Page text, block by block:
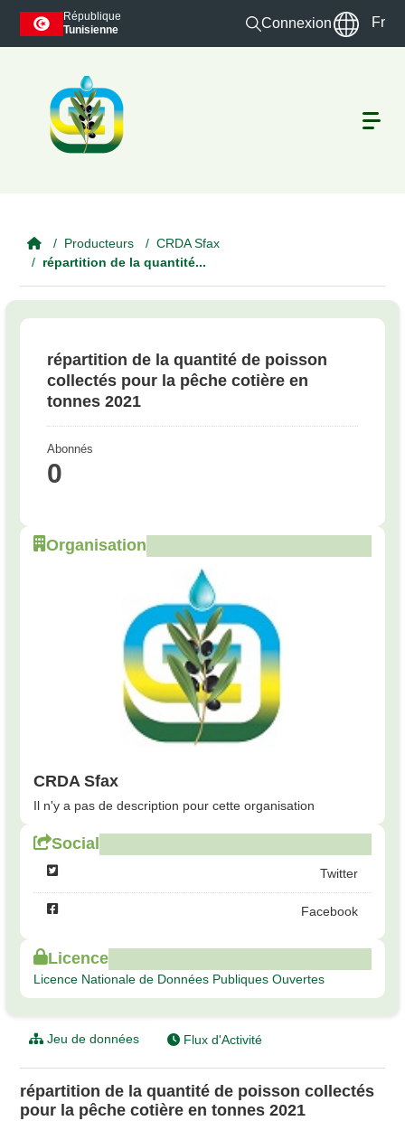
Skip to main content
République
Tunisienne
Connexion Fr
Producteurs
CRDA Sfax
répartition de la quantité...
répartition de la quantité de poisson
collectés pour la pêche cotière en
tonnes 2021
Abonnés
0
Organisation
CRDA Sfax
Il n'y a pas de description pour cette organisation
Social
Twitter
Facebook
Licence
Licence Nationale de Données Publiques Ouvertes
Jeu de données Flux d'Activité
répartition de la quantité de poisson collectés
pour la pêche cotière en tonnes 2021